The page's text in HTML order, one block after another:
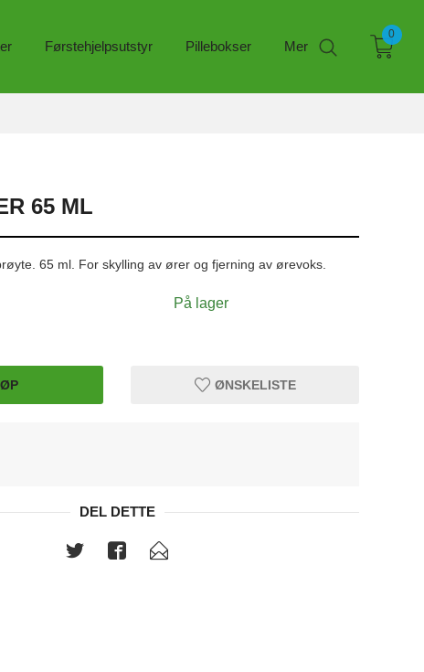
Førstehjelpsutstyr Pillebokser Mer
0
65 ML
65 ml. For skylling av ører og fjerning av ørevoks.
På lager
ØNSKELISTE
DEL DETTE